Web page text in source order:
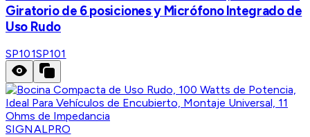
Giratorio de 6 posiciones y Micrófono Integrado de
Uso Rudo
SP101SP101
SIGNALPRO